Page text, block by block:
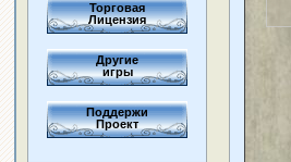
Торговая
Лицензия
Другие
игры
Поддержи
Проект